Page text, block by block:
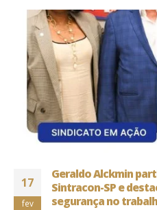
17
fev
Geraldo Alckmin
Sintracon-SP e
segurança no